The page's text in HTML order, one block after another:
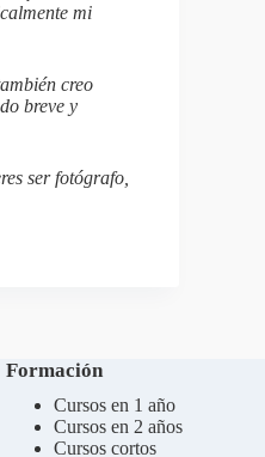
mi
creo
breve y
ser fotógrafo,
Formación
Cursos en 1 año
Cursos en 2 años
Cursos cortos